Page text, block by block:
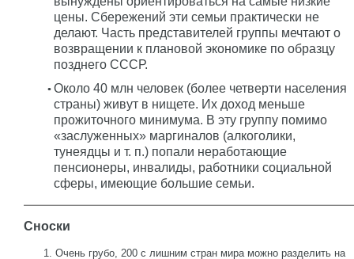
цены. Сбережений эти семьи практически не
делают. Часть представителей группы мечтают о
возвращении к плановой экономике по образцу
позднего СССР.
Около 40 млн человек (более четверти населения
страны) живут в нищете. Их доход меньше
прожиточного минимума. В эту группу помимо
«заслуженных» маргиналов (алкоголики,
тунеядцы и т. п.) попали неработающие
пенсионеры, инвалиды, работники социальной
сферы, имеющие большие семьи.
Сноски
Очень грубо, 200 с лишним стран мира можно разделить на